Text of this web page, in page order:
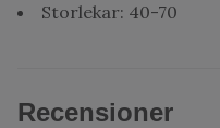
Storlekar: 40-70
Recensioner